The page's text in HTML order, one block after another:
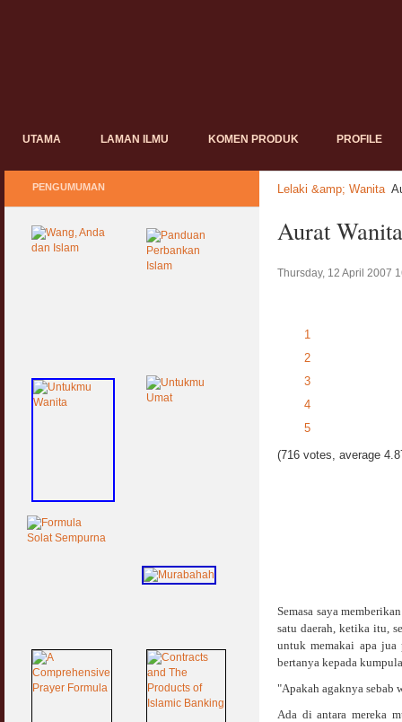
UTAMA LAMAN ILMU KOMEN PRODUK PROFILE
Lelaki &amp; Wanita
Aurat
Thursday, 12 April 2007
1
2
3
4
5
(716 votes, average
Semasa saya
satu daerah, ketika itu,
untuk memakai apa
bertanya kepada
"Apakah agaknya sebab
Ada di antara mereka
PENGUMUMAN